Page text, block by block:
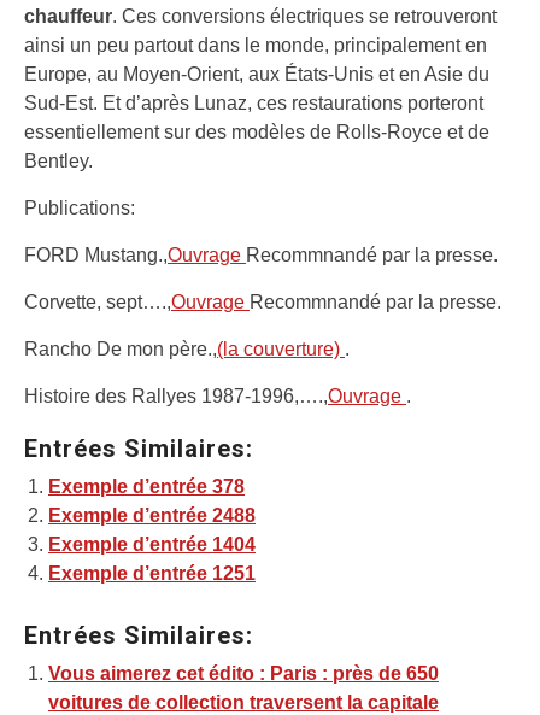
chauffeur. Ces conversions électriques se retrouveront
ainsi un peu partout dans le monde, principalement en
Europe, au Moyen-Orient, aux États-Unis et en Asie du
Sud-Est. Et d’après Lunaz, ces restaurations porteront
essentiellement sur des modèles de Rolls-Royce et de
Bentley.
Publications:
FORD Mustang.,Ouvrage Recommnandé par la presse.
Corvette, sept….,Ouvrage Recommnandé par la presse.
Rancho De mon père.,(la couverture) .
Histoire des Rallyes 1987-1996,….,Ouvrage .
Entrées Similaires:
Exemple d’entrée 378
Exemple d’entrée 2488
Exemple d’entrée 1404
Exemple d’entrée 1251
Entrées Similaires:
Vous aimerez cet édito : Paris : près de 650
voitures de collection traversent la capitale